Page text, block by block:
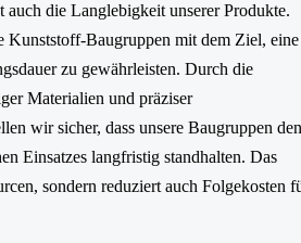
die Langlebigkeit unserer Produkte.
Kunststoff-Baugruppen mit dem Ziel, eine
zu gewährleisten. Durch die
Materialien und präziser
wir sicher, dass unsere Baugruppen den
Einsatzes langfristig standhalten. Das
sondern reduziert auch Folgekosten